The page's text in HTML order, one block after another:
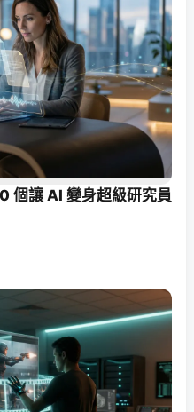
個讓 AI 變身超級研究員